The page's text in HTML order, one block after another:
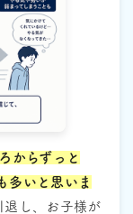
からずっと
多いと思いま
退し、お子様が